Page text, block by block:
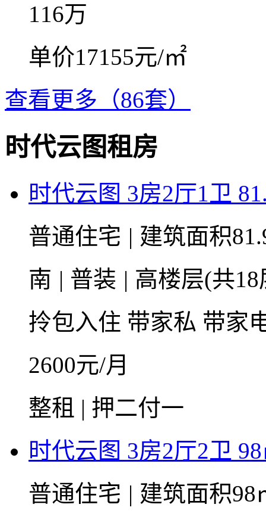
116万
单价17155元/㎡
查看更多（86套）
时代云图租房
时代云图 3房2厅1卫
普通住宅 | 建筑面积
南 | 普装 | 高楼层(共
拎包入住 带家私 带家
2600元/月
整租 | 押二付一
时代云图 3房2厅2卫
普通住宅 | 建筑面积